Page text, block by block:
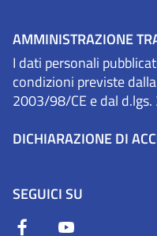
AMMINISTRAZIONE
I dati personali
condizioni previste
2003/98/CE e dal
DICHIARAZIONE DI
SEGUICI SU